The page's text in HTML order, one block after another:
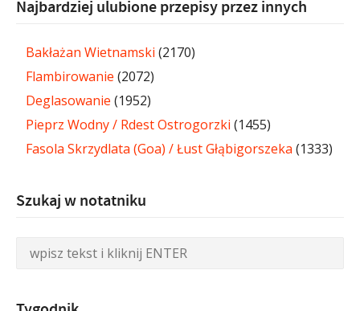
Najbardziej ulubione przepisy przez innych
Bakłażan Wietnamski (2170)
Flambirowanie (2072)
Deglasowanie (1952)
Pieprz Wodny / Rdest Ostrogorzki (1455)
Fasola Skrzydlata (Goa) / Łust Głąbigorszeka (1333)
Szukaj w notatniku